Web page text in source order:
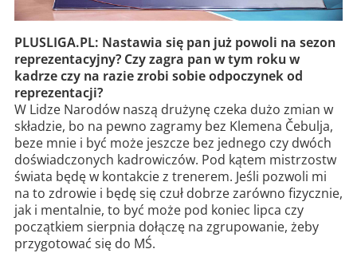
PLUSLIGA.PL: Nastawia się pan już powoli na sezon
reprezentacyjny? Czy zagra pan w tym roku w
kadrze czy na razie zrobi sobie odpoczynek od
reprezentacji?
W Lidze Narodów naszą drużynę czeka dużo zmian w
składzie, bo na pewno zagramy bez Klemena Čebulja,
beze mnie i być może jeszcze bez jednego czy dwóch
doświadczonych kadrowiczów. Pod kątem mistrzostw
świata będę w kontakcie z trenerem. Jeśli pozwoli mi
na to zdrowie i będę się czuł dobrze zarówno fizycznie,
jak i mentalnie, to być może pod koniec lipca czy
początkiem sierpnia dołączę na zgrupowanie, żeby
przygotować się do MŚ.